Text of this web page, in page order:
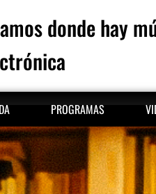
donde hay
PROGRAMAS